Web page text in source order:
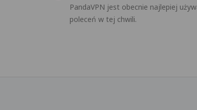
PandaVPN jest obecnie najlepiej
poleceń w tej chwili.